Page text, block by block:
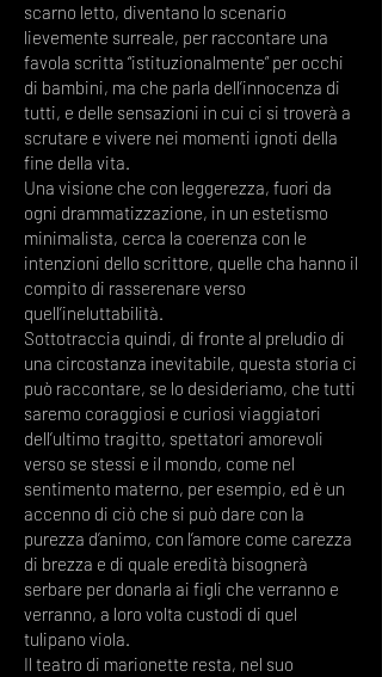
scarno letto, diventano lo scenario
lievemente surreale, per raccontare una
favola scritta “istituzionalmente” per occhi
di bambini, ma che parla dell’innocenza di
tutti, e delle sensazioni in cui ci si troverà a
scrutare e vivere nei momenti ignoti della
fine della vita.
Una visione che con leggerezza, fuori da
ogni drammatizzazione, in un estetismo
minimalista, cerca la coerenza con le
intenzioni dello scrittore, quelle cha hanno il
compito di rasserenare verso
quell’ineluttabilità.
Sottotraccia quindi, di fronte al preludio di
una circostanza inevitabile, questa storia ci
può raccontare, se lo desideriamo, che tutti
saremo coraggiosi e curiosi viaggiatori
dell’ultimo tragitto, spettatori amorevoli
verso se stessi e il mondo, come nel
sentimento materno, per esempio, ed è un
accenno di ciò che si può dare con la
purezza d’animo, con l’amore come carezza
di brezza e di quale eredità bisognerà
serbare per donarla ai figli che verranno e
verranno, a loro volta custodi di quel
tulipano viola.
Il teatro di marionette resta, nel suo